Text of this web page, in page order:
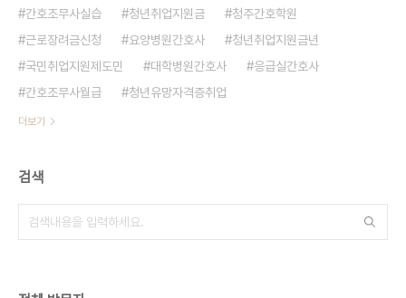
간호조무사실습
청년취업지원금
청주간호학원
근로장려금신청
요양병원간호사
청년취업지원금년
국민취업지원제도민
대학병원간호사
응급실간호사
간호조무사월급
청년유망자격증취업
더보기
검색